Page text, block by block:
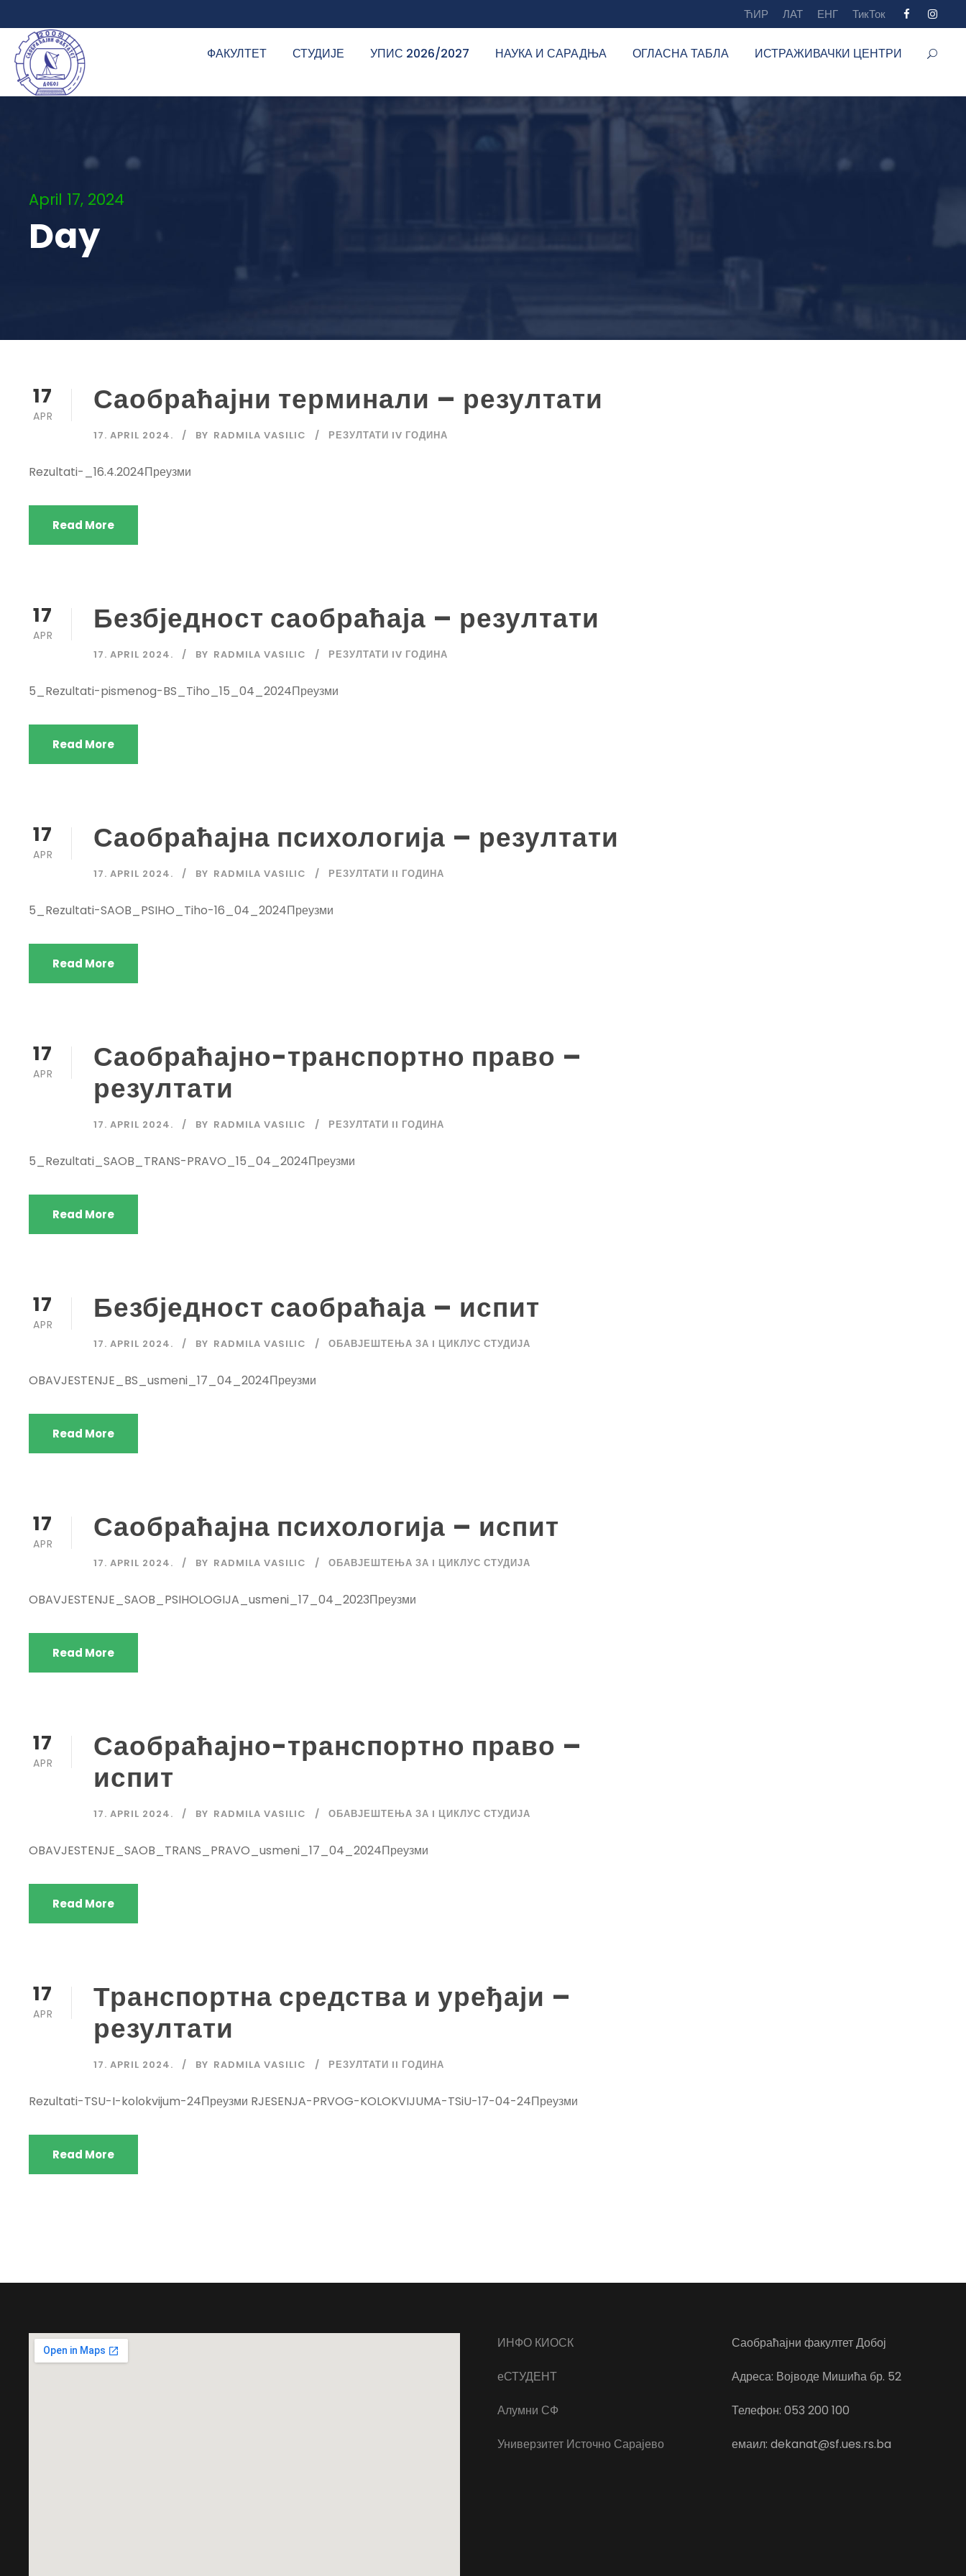
ЋИР ЛАТ ЕНГ ТикТок
ФАКУЛТЕТ СТУДИЈЕ УПИС 2026/2027 НАУКА И САРАДЊА ОГЛАСНА ТАБЛА ИСТРАЖИВАЧКИ ЦЕНТРИ
April 17, 2024
Day
17
APR Саобраћајни терминали – резултати
17. APRIL 2024. BY RADMILA VASILIC РЕЗУЛТАТИ IV ГОДИНА
Rezultati-_16.4.2024Преузми
Read More
17
APR Безбједност саобраћаја – резултати
17. APRIL 2024. BY RADMILA VASILIC РЕЗУЛТАТИ IV ГОДИНА
5_Rezultati-pismenog-BS_Tiho_15_04_2024Преузми
Read More
17
APR Саобраћајна психологија – резултати
17. APRIL 2024. BY RADMILA VASILIC РЕЗУЛТАТИ II ГОДИНА
5_Rezultati-SAOB_PSIHO_Tiho-16_04_2024Преузми
Read More
17
APR
Саобраћајно-транспортно право –
резултати
17. APRIL 2024. BY RADMILA VASILIC РЕЗУЛТАТИ II ГОДИНА
5_Rezultati_SAOB_TRANS-PRAVO_15_04_2024Преузми
Read More
17
APR Безбједност саобраћаја – испит
17. APRIL 2024. BY RADMILA VASILIC ОБАВЈЕШТЕЊА ЗА I ЦИКЛУС СТУДИЈА
OBAVJESTENJE_BS_usmeni_17_04_2024Преузми
Read More
17
APR Саобраћајна психологија – испит
17. APRIL 2024. BY RADMILA VASILIC ОБАВЈЕШТЕЊА ЗА I ЦИКЛУС СТУДИЈА
OBAVJESTENJE_SAOB_PSIHOLOGIJA_usmeni_17_04_2023Преузми
Read More
17
APR
Саобраћајно-транспортно право –
испит
17. APRIL 2024. BY RADMILA VASILIC ОБАВЈЕШТЕЊА ЗА I ЦИКЛУС СТУДИЈА
OBAVJESTENJE_SAOB_TRANS_PRAVO_usmeni_17_04_2024Преузми
Read More
17
APR
Транспортна средства и уређаји –
резултати
17. APRIL 2024. BY RADMILA VASILIC РЕЗУЛТАТИ II ГОДИНА
Rezultati-TSU-I-kolokvijum-24Преузми RJESENJA-PRVOG-KOLOKVIJUMA-TSiU-17-04-24Преузми
Read More
ИНФО КИОСК
еСТУДЕНТ
Алумни СФ
Универзитет Источно Сарајево
Саобраћајни факултет Добој
Адреса: Војводе Мишића бр. 52
Телефон: 053 200 100
емаил: dekanat@sf.ues.rs.ba